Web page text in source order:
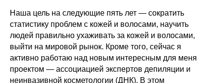
Наша цель на следующие пять лет — сократить
статистику проблем с кожей и волосами, научить
людей правильно ухаживать за кожей и волосами,
выйти на мировой рынок. Кроме того, сейчас я
активно работаю над новым интересным для меня
проектом — ассоциацией экспертов депиляции и
неинвазивной косметологии (ДНК). В этом